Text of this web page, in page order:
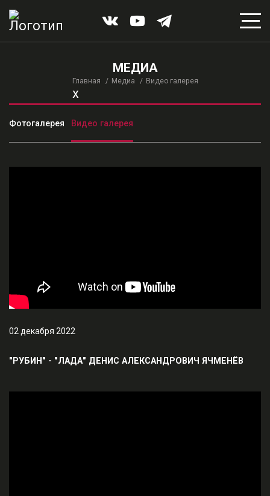
МЕДИА
Главная Медиа Видео галерея
x
Фотогалерея Видео галерея
02 декабря 2022
"РУБИН" - "ЛАДА" ДЕНИС АЛЕКСАНДРОВИЧ ЯЧМЕНЁВ